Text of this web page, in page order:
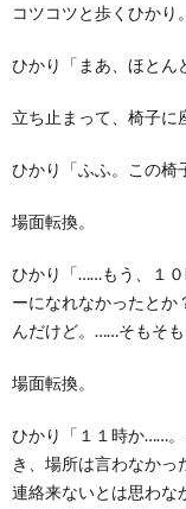
コツコツと歩くひかり。
ひかり「まあ、ほとん
立ち止まって、椅子に
ひかり「ふふ。この椅
場面転換。
ひかり「……もう、１
ーになれなかったと
んだけど。……そもそ
場面転換。
ひかり「１１時か……
き、場所は言わなか
連絡来ないとは思わな